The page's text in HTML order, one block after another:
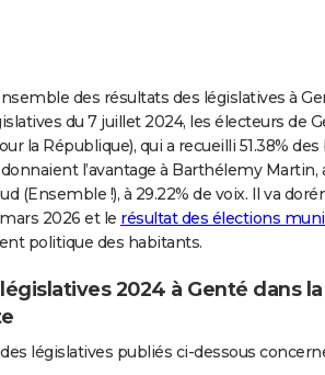
des résultats des législatives à
du 7 juillet 2024, les électeurs de
la République), qui a recueilli 51.38%
l’avantage à Barthélemy Martin,
(Ensemble !), à 29.22% de voix. Il va
2026 et le résultat des élections
politique des habitants.
2024 à Genté dans
législatives publiés ci-dessous